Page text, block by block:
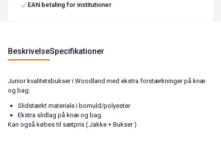
EAN betaling for institutioner
BeskrivelseSpecifikationer
Junior kvalitetsbukser i Woodland med ekstra forstærkninger på knæ
og bag.
Slidstærkt materiale i bomuld/polyester
Ekstra slidlag på knæ og bag.
Kan også købes til sætpris ( Jakke + Bukser )